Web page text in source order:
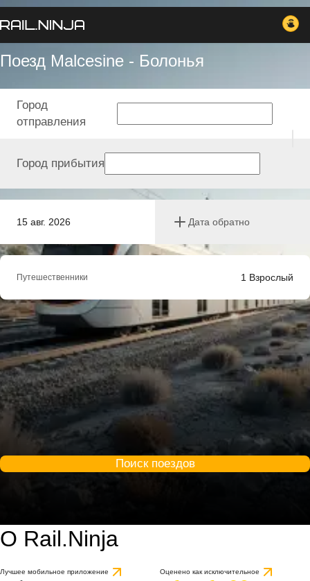
Поезд Malcesine - Болонья
15 авг. 2026 Дата обратно
Город
отправления
Город прибытия
Путешественники 1 Взрослый
Поиск поездов
О Rail.Ninja
Лучшее мобильное приложение Оценено как исключительное